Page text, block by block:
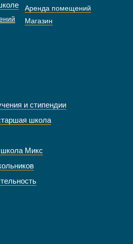
Аренда помещений
Магазин
и стипендии
школа
школа Микс